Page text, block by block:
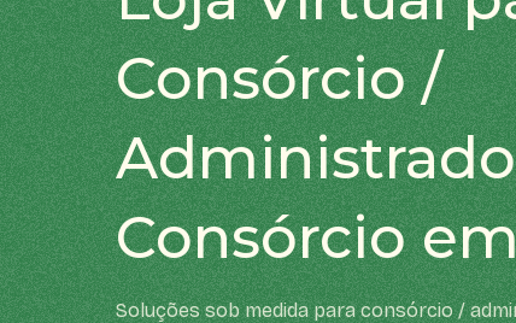
Consórcio /
Consórcio
Soluções sob medida para consórcio /